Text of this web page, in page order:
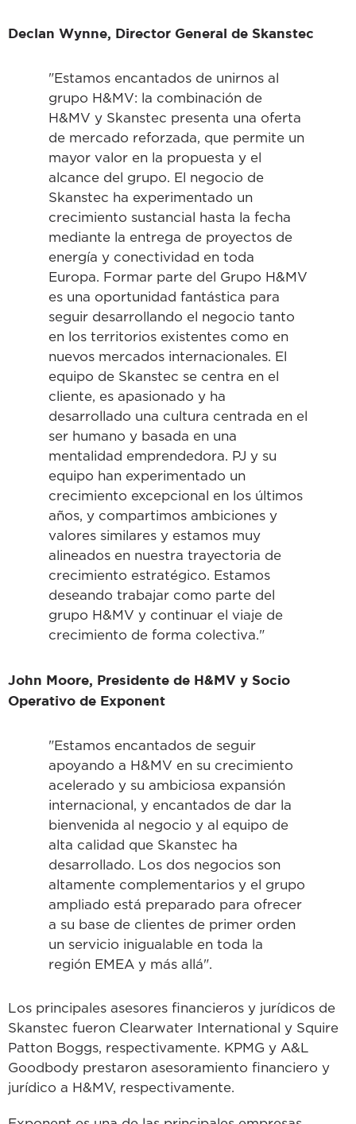
Declan Wynne, Director General de Skanstec
"Estamos encantados de unirnos al
grupo H&MV: la combinación de
H&MV y Skanstec presenta una oferta
de mercado reforzada, que permite un
mayor valor en la propuesta y el
alcance del grupo. El negocio de
Skanstec ha experimentado un
crecimiento sustancial hasta la fecha
mediante la entrega de proyectos de
energía y conectividad en toda
Europa. Formar parte del Grupo H&MV
es una oportunidad fantástica para
seguir desarrollando el negocio tanto
en los territorios existentes como en
nuevos mercados internacionales. El
equipo de Skanstec se centra en el
cliente, es apasionado y ha
desarrollado una cultura centrada en el
ser humano y basada en una
mentalidad emprendedora. PJ y su
equipo han experimentado un
crecimiento excepcional en los últimos
años, y compartimos ambiciones y
valores similares y estamos muy
alineados en nuestra trayectoria de
crecimiento estratégico. Estamos
deseando trabajar como parte del
grupo H&MV y continuar el viaje de
crecimiento de forma colectiva."
John Moore, Presidente de H&MV y Socio
Operativo de Exponent
"Estamos encantados de seguir
apoyando a H&MV en su crecimiento
acelerado y su ambiciosa expansión
internacional, y encantados de dar la
bienvenida al negocio y al equipo de
alta calidad que Skanstec ha
desarrollado. Los dos negocios son
altamente complementarios y el grupo
ampliado está preparado para ofrecer
a su base de clientes de primer orden
un servicio inigualable en toda la
región EMEA y más allá".
Los principales asesores financieros y jurídicos de
Skanstec fueron Clearwater International y Squire
Patton Boggs, respectivamente. KPMG y A&L
Goodbody prestaron asesoramiento financiero y
jurídico a H&MV, respectivamente.